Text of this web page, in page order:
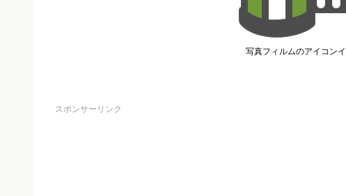
写真フィルムのアイコン
スポンサーリンク